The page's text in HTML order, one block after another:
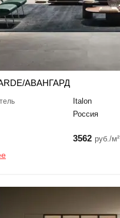
АВАНГАРД
Italon
Россия
3562 руб./м²